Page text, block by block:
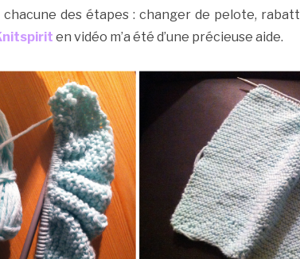
chacune des étapes : changer de pelote,
en vidéo m’a été d’une précieuse aide.